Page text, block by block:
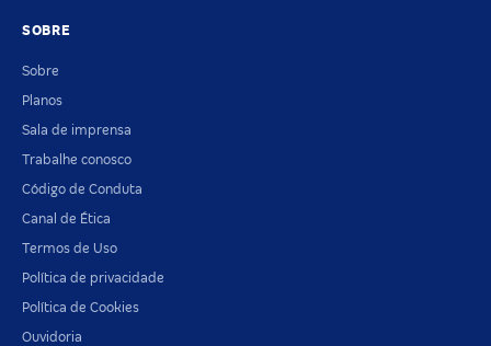
SOBRE
Sobre
Planos
Sala de imprensa
Trabalhe conosco
Código de Conduta
Canal de Ética
Termos de Uso
Política de privacidade
Política de Cookies
Ouvidoria